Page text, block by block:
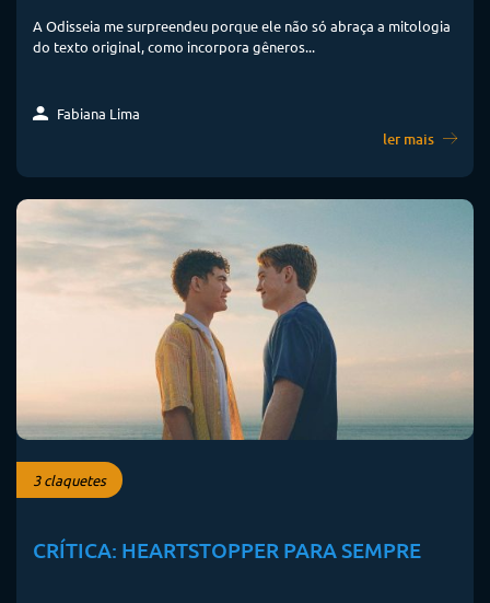
A Odisseia me surpreendeu porque ele não só abraça a mitologia
do texto original, como incorpora gêneros...
Fabiana Lima
ler mais
3 claquetes
CRÍTICA: HEARTSTOPPER PARA SEMPRE